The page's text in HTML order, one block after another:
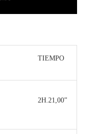
TIEMPO
2H.21,00”